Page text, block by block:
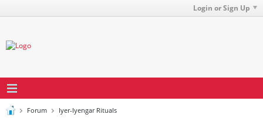
Login or Sign Up
Forum Iyer-Iyengar Rituals